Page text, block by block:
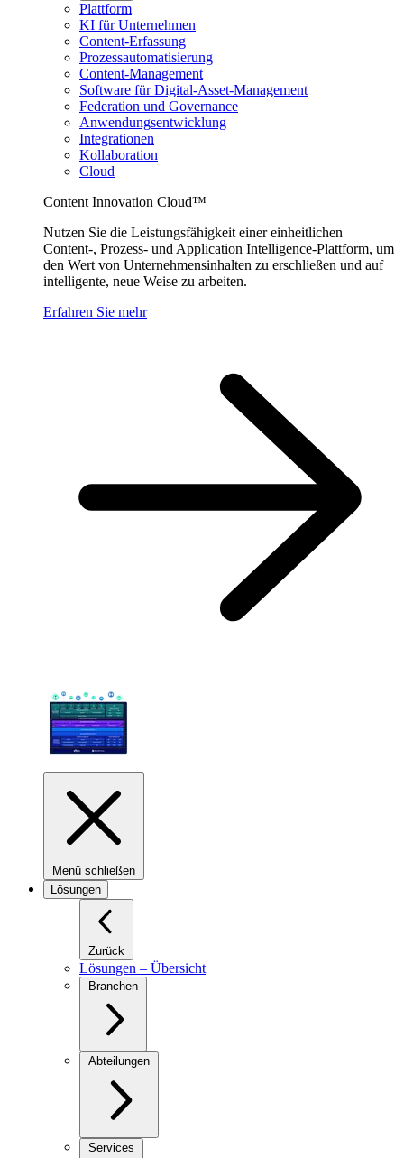
Plattform
KI für Unternehmen
Content-Erfassung
Prozessautomatisierung
Content-Management
Software für Digital-Asset-Management
Federation und Governance
Anwendungsentwicklung
Integrationen
Kollaboration
Cloud
Content Innovation Cloud™
Nutzen Sie die Leistungsfähigkeit einer einheitlichen
Content-, Prozess- und Application Intelligence-Plattform, um
den Wert von Unternehmensinhalten zu erschließen und auf
intelligente, neue Weise zu arbeiten.
Erfahren Sie mehr
Menü schließen
Lösungen
Zurück
Lösungen – Übersicht
Branchen
Abteilungen
Services